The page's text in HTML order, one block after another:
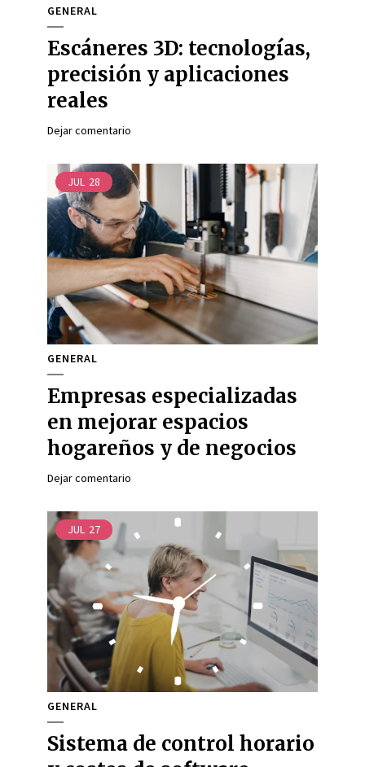
GENERAL
Escáneres 3D: tecnologías,
precisión y aplicaciones
reales
Dejar comentario
JUL 28
GENERAL
Empresas especializadas
en mejorar espacios
hogareños y de negocios
Dejar comentario
JUL 27
GENERAL
Sistema de control horario